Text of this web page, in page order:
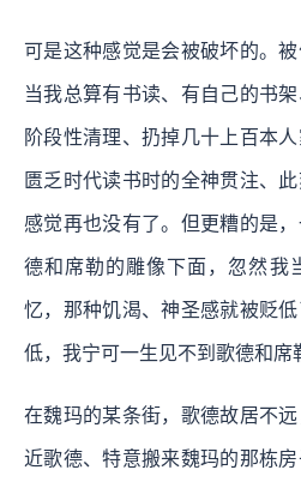
可是这种感觉是会被破坏的。被
当我总算有书读、有自己的书
阶段性清理、扔掉几十上百本
匮乏时代读书时的全神贯注、
感觉再也没有了。但更糟的是
德和席勒的雕像下面，忽然我
忆，那种饥渴、神圣感就被贬
低，我宁可一生见不到歌德和席
在魏玛的某条街，歌德故居不
近歌德、特意搬来魏玛的那栋